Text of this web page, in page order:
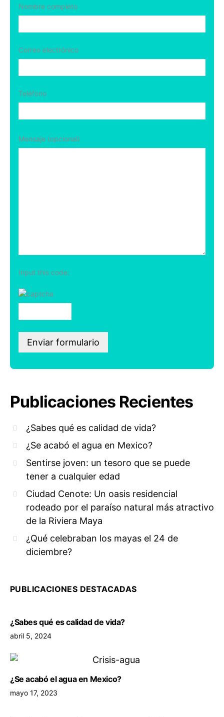
Nombre completo
Correo electrónico
Teléfono
Mensaje (opcional)
Input this code:
Publicaciones Recientes
¿Sabes qué es calidad de vida?
¿Se acabó el agua en Mexico?
Sentirse joven: un tesoro que se puede
tener a cualquier edad
Ciudad Cenote: Un oasis residencial
rodeado por el paraíso natural más atractivo
de la Riviera Maya
¿Qué celebraban los mayas el 24 de
diciembre?
PUBLICACIONES DESTACADAS
¿Sabes qué es calidad de vida?
abril 5, 2024
¿Se acabó el agua en Mexico?
mayo 17, 2023